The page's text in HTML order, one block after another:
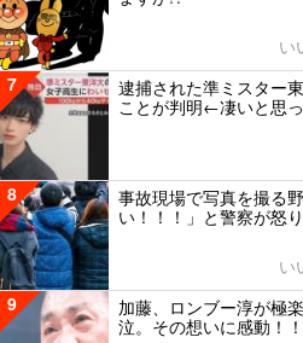
い
7
逮捕された準ミスター
ことが判明←凄いと思
8
事故現場で写真を撮る
い！！！」と警察が怒
い
9
加藤、ロンブー淳が極
泣。その想いに感動！！